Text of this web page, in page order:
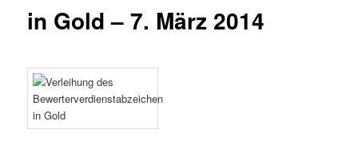
in Gold – 7. März 2014